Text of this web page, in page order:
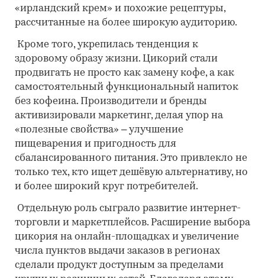
«ирландский крем» и похожие рецептуры,
рассчитанные на более широкую аудиторию.
Кроме того, укрепилась тенденция к
здоровому образу жизни. Цикорий стали
продвигать не просто как замену кофе, а как
самостоятельный функциональный напиток
без кофеина. Производители и бренды
активизировали маркетинг, делая упор на
«полезные свойства» – улучшение
пищеварения и пригодность для
сбалансированного питания. Это привлекло не
только тех, кто ищет дешёвую альтернативу, но
и более широкий круг потребителей.
Отдельную роль сыграло развитие интернет-
торговли и маркетплейсов. Расширение выбора
цикория на онлайн-площадках и увеличение
числа пунктов выдачи заказов в регионах
сделали продукт доступным за пределами